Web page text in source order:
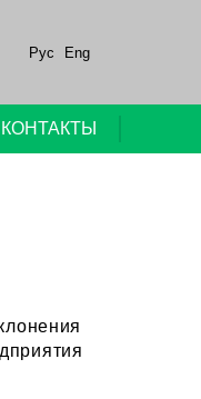
Рус Eng
КОНТАКТЫ